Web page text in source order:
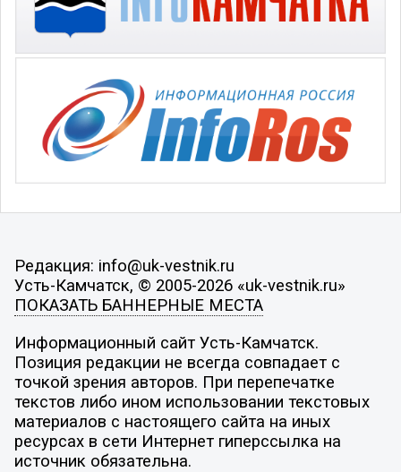
Редакция: info@uk-vestnik.ru
Усть-Камчатск, © 2005-2026 «uk-vestnik.ru»
ПОКАЗАТЬ БАННЕРНЫЕ МЕСТА
Информационный сайт Усть-Камчатск.
Позиция редакции не всегда совпадает с
точкой зрения авторов. При перепечатке
текстов либо ином использовании текстовых
материалов с настоящего сайта на иных
ресурсах в сети Интернет гиперссылка на
источник обязательна.